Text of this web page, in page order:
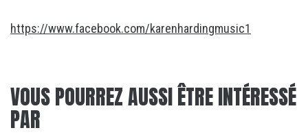
https://www.facebook.com/karenhardingmusic1
VOUS POURREZ AUSSI ÊTRE INTÉRESSÉ
PAR